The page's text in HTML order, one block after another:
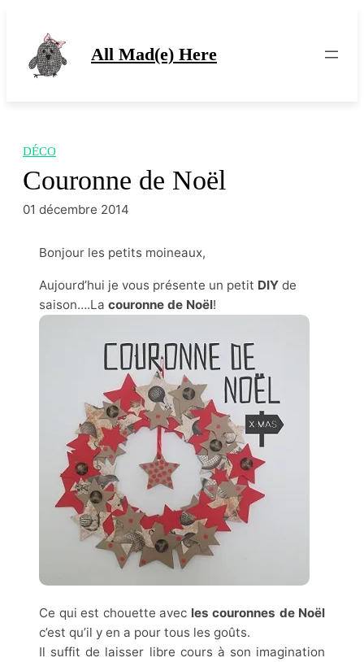
contenu
All Mad(e) Here
DÉCO
Couronne de Noël
01 décembre 2014
Bonjour les petits moineaux,
Aujourd’hui je vous présente un petit DIY de
saison….La couronne de Noël!
Ce qui est chouette avec les couronnes de Noël
c’est qu’il y en a pour tous les goûts.
Il suffit de laisser libre cours à son imagination